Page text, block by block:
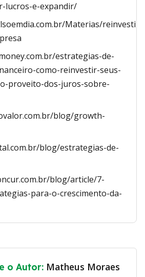
lucros-e-expandir/
Materias/reinvestir-
estrategias-de-
como-reinvestir-seus-
proveito-dos-juros-sobre-
blog/growth-
blog/estrategias-de-
blog/article/7-
para-o-crescimento-da-
o Autor: Matheus Moraes